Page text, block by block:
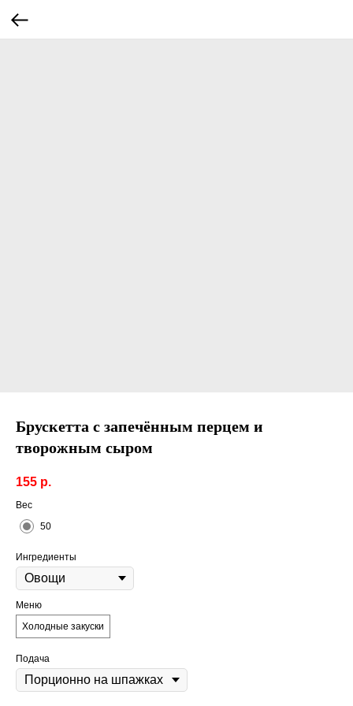
Брускетта с запечённым перцем и
творожным сыром
155 р.
Вес
50
Ингредиенты
Меню
Холодные закуски
Подача